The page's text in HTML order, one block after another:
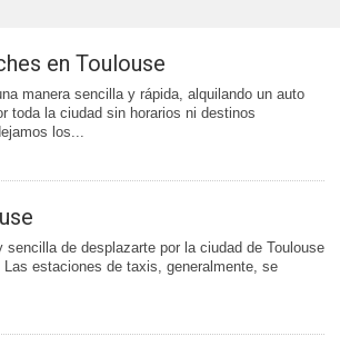
en Toulouse
manera sencilla y rápida, alquilando un auto
toda la ciudad sin horarios ni destinos
los...
sencilla de desplazarte por la ciudad de Toulouse
estaciones de taxis, generalmente, se